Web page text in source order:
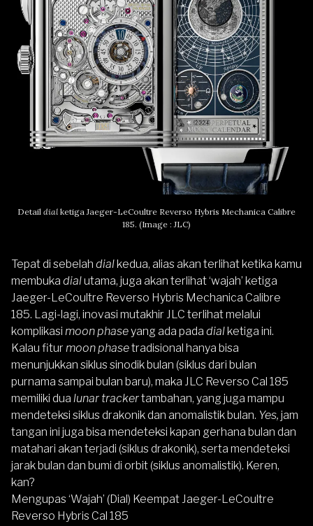
Detail dial ketiga Jaeger-LeCoultre Reverso Hybris Mechanica Calibre
185. (Image : JLC)
Tepat di sebelah dialkedua, alias akan terlihat ketika kamu
membuka dialutama, juga akan terlihat ‘wajah’ ketiga
Jaeger-LeCoultre Reverso Hybris Mechanica Calibre
185. Lagi-lagi, inovasi mutakhir JLC terlihat melalui
komplikasi moon phaseyang ada pada dialketiga ini.
Kalau fitur moon phasetradisional hanya bisa
menunjukkan siklus sinodik bulan (siklus dari bulan
purnama sampai bulan baru), maka JLC Reverso Cal 185
memiliki dua lunar trackertambahan, yang juga mampu
mendeteksi siklus drakonik dan anomalistik bulan. Yes, jam
tangan ini juga bisa mendeteksi kapan gerhana bulan dan
matahari akan terjadi (siklus drakonik), serta mendeteksi
jarak bulan dan bumi di orbit (siklus anomalistik). Keren,
kan?
Mengupas‘Wajah’ (Dial) Keempat Jaeger-LeCoultre
Reverso Hybris Cal 185